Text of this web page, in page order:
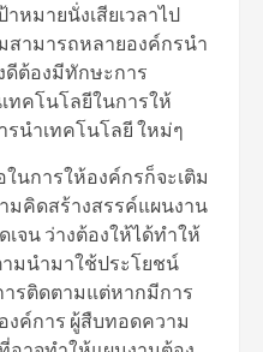
หมายนั่งเสียเวลาไป
สามารถหลายองค์กรนำ
ดีต้องมีทักษะการ
ทคโนโลยีในการให้
นําเทคโนโลยี ใหม่ๆ
นการให้องค์กรก็จะเติม
มคิดสร้างสรรค์แผนงาน
จน ว่างต้องให้ได้ทำให้
มนำมาใช้ประโยชน์
รติดตามแต่หากมีการ
งค์การ ผู้สืบทอดความ